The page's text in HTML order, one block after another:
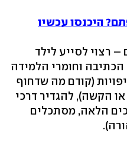
היכנסו עכשיו
רצוי לסייע לילד
הכתיבה וחומרי הלמידה
(קודם מה שדחוף
הקשה), להגדיר דרכי
הלאה, מסתכלים